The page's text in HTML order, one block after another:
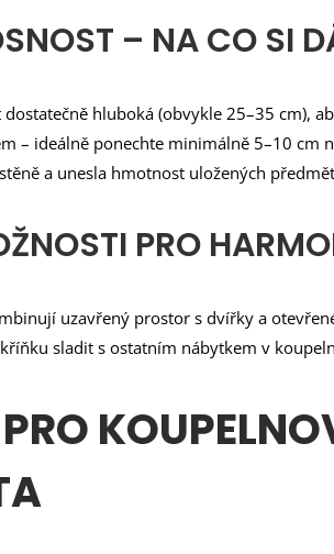
– NA CO SI
hluboká (obvykle 25–35 cm),
– ideálně ponechte minimálně 5–10
a unesla hmotnost uložených
PRO
uzavřený prostor s dvířky a
sladit s ostatním nábytkem v